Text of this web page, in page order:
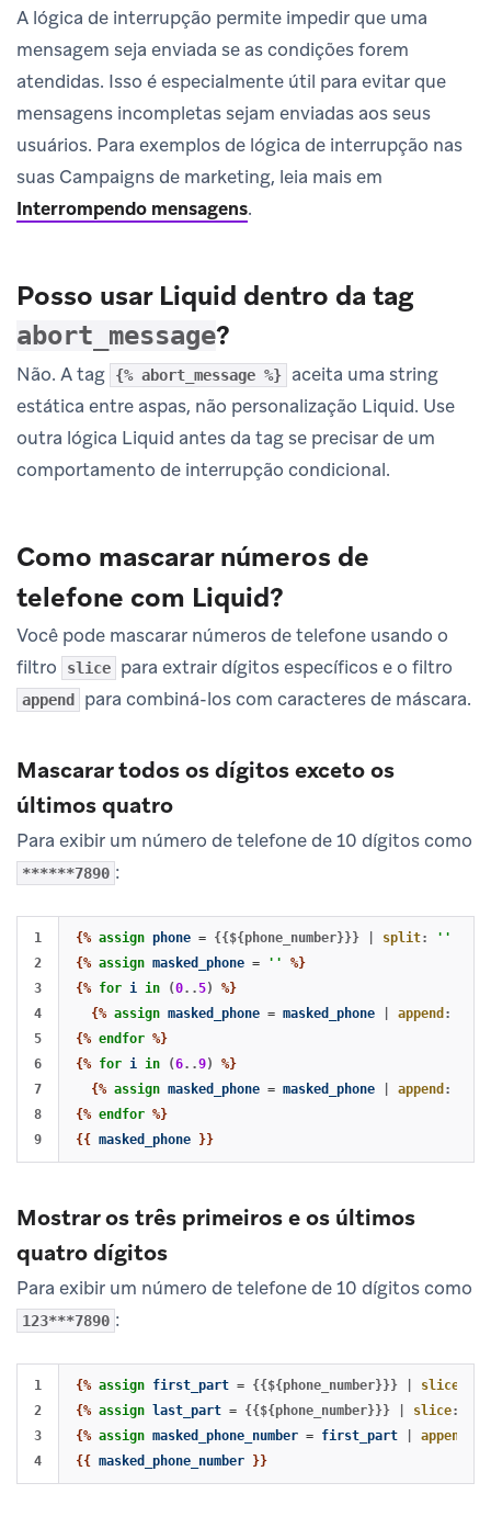
A lógica de interrupção permite impedir que uma
mensagem seja enviada se as condições forem
atendidas. Isso é especialmente útil para evitar que
mensagens incompletas sejam enviadas aos seus
usuários. Para exemplos de lógica de interrupção nas
suas Campaigns de marketing, leia mais em
Interrompendo mensagens.
Posso usar Liquid dentro da tag
abort_message?
Não. A tag {% abort_message %}
aceita uma string
estática entre aspas, não personalização Liquid. Use
outra lógica Liquid antes da tag se precisar de um
comportamento de interrupção condicional.
Como mascarar números de
telefone com Liquid?
Você pode mascarar números de telefone usando o
filtro
slice para extrair dígitos específicos e o filtro
append para combiná-los com caracteres de máscara.
Mascarar todos os dígitos exceto os
últimos quatro
Para exibir um número de telefone de 10 dígitos como
******7890 :
1
2
3
4
5
6
7
8
{% assign phone = {{${phone_number}}} split: ''
{% assign masked_phone = ''
%}
{% for i in (0..5)
%}
{% assign masked_phone = masked_phone append :
{% endfor %}
{% for i in (6..9)
%}
{% assign masked_phone = masked_phone append :
{% endfor %}
{{
masked_phone }}
Mostrar os três primeiros e os últimos
quatro dígitos
Para exibir um número de telefone de 10 dígitos como
123***7890 :
1
2
3
{% assign first_part = {{${phone_number}}} slice
{% assign last_part = {{${phone_number}}} slice:
{% assign masked_phone_number = first_part append
{{
masked_phone_number }}